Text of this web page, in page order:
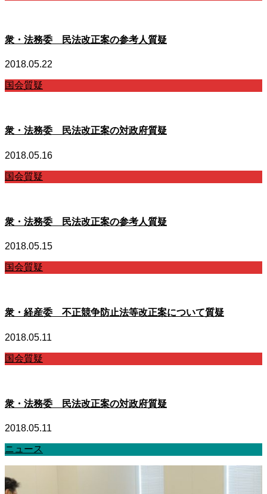
衆・法務委 民法改正案の参考人質疑
2018.05.22
国会質疑
衆・法務委 民法改正案の対政府質疑
2018.05.16
国会質疑
衆・法務委 民法改正案の参考人質疑
2018.05.15
国会質疑
衆・経産委 不正競争防止法等改正案について質疑
2018.05.11
国会質疑
衆・法務委 民法改正案の対政府質疑
2018.05.11
ニュース